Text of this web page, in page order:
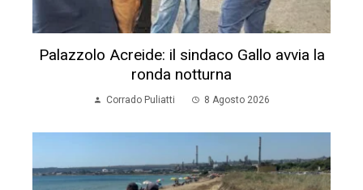
Palazzolo Acreide: il sindaco Gallo avvia la
ronda notturna
Corrado Puliatti 8 Agosto 2026